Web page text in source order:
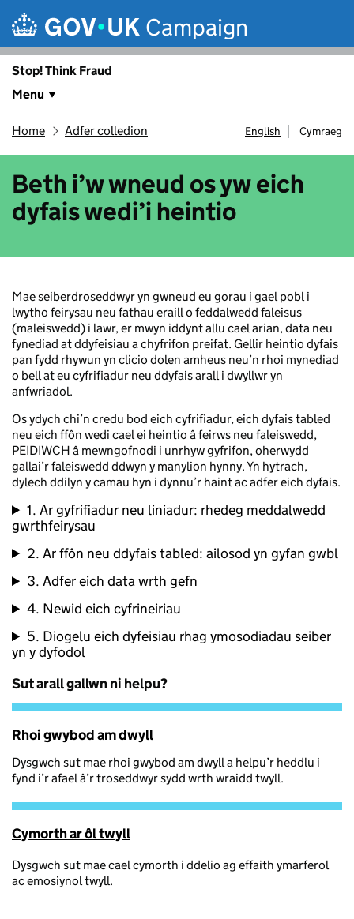
Campaign
Stop! Think Fraud
Menu
Home Adfer colledion English Cymraeg
Beth i’w wneud os yw eich
dyfais wedi’i heintio
Mae seiberdroseddwyr yn gwneud eu gorau i gael pobl i
lwytho feirysau neu fathau eraill o feddalwedd faleisus
(maleiswedd) i lawr, er mwyn iddynt allu cael arian, data neu
fynediad at ddyfeisiau a chyfrifon preifat. Gellir heintio dyfais
pan fydd rhywun yn clicio dolen amheus neu’n rhoi mynediad
o bell at eu cyfrifiadur neu ddyfais arall i dwyllwr yn
anfwriadol.
Os ydych chi’n credu bod eich cyfrifiadur, eich dyfais tabled
neu eich ffôn wedi cael ei heintio â feirws neu faleiswedd,
PEIDIWCH â mewngofnodi i unrhyw gyfrifon, oherwydd
gallai’r faleiswedd ddwyn y manylion hynny. Yn hytrach,
dylech ddilyn y camau hyn i dynnu’r haint ac adfer eich dyfais.
1. Ar gyfrifiadur neu liniadur: rhedeg meddalwedd
gwrthfeirysau
2. Ar ffôn neu ddyfais tabled: ailosod yn gyfan gwbl
3. Adfer eich data wrth gefn
4. Newid eich cyfrineiriau
5. Diogelu eich dyfeisiau rhag ymosodiadau seiber
yn y dyfodol
Sut arall gallwn ni helpu?
Rhoi gwybod am dwyll
Dysgwch sut mae rhoi gwybod am dwyll a helpu’r heddlu i
fynd i’r afael â’r troseddwyr sydd wrth wraidd twyll.
Cymorth ar ôl twyll
Dysgwch sut mae cael cymorth i ddelio ag effaith ymarferol
ac emosiynol twyll.